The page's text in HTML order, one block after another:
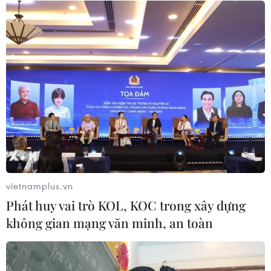
CƠ QUAN CHỦ QUẢN: THÔNG TẤN XÃ VIỆT NAM
Tổng Biên tập: TRẦN TIẾN DUẨN
Phó Tổng Biên tập: NGUYỄN THỊ TÁM, KHÚC THANH
THỦY
Sở hữu trí tuệ
Quy định sử dụng
RSS
Ngôn ngữ
TTXVN
Dịch vụ tin
Liên hệ
vietnamplus.vn
Phát huy vai trò KOL, KOC trong xây dựng
không gian mạng văn minh, an toàn